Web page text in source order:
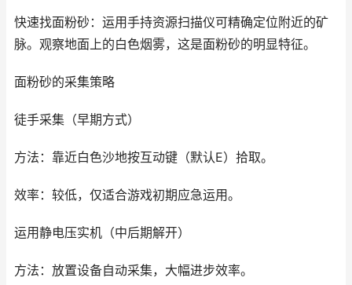
快速找面粉砂：运用手持资源扫描仪可精确定位附近的矿
脉。观察地面上的白色烟雾，这是面粉砂的明显特征。
面粉砂的采集策略
徒手采集（早期方式）
方法：靠近白色沙地按互动键（默认E）拾取。
效率：较低，仅适合游戏初期应急运用。
运用静电压实机（中后期解开）
方法：放置设备自动采集，大幅进步效率。